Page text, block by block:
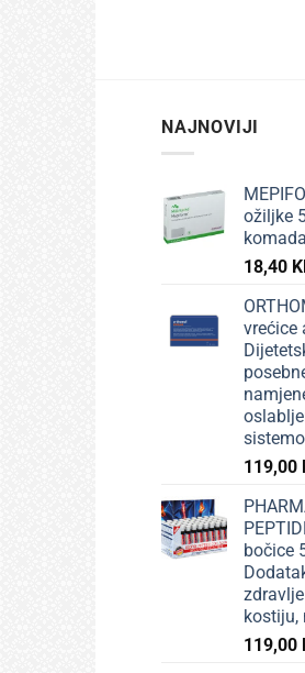
NAJNOVIJI
ožiljke
komada
18,40
vrećice
119,00
bočice
kostiju,
119,00